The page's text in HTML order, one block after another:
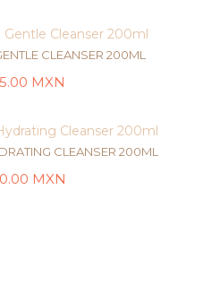
CLEANSER 200ML
MXN
CLEANSER 200ML
MXN